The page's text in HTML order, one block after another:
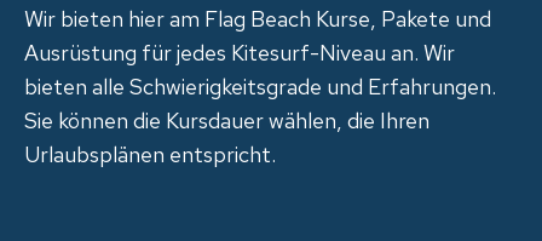
Wir bieten hier am Flag Beach Kurse, Pakete und
Ausrüstung für jedes Kitesurf-Niveau an. Wir
bieten alle Schwierigkeitsgrade und Erfahrungen.
Sie können die Kursdauer wählen, die Ihren
Urlaubsplänen entspricht.